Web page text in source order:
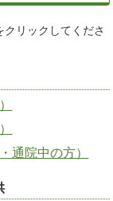
クリックしてくださ
通院中の方）